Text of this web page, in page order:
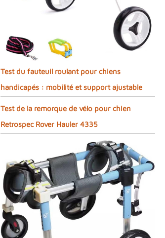
Test du fauteuil roulant pour chiens
handicapés : mobilité et support ajustable
Test de la remorque de vélo pour chien
Retrospec Rover Hauler 4335